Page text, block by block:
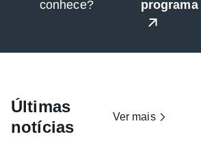
conhece? programa
Últimas
notícias
Ver mais